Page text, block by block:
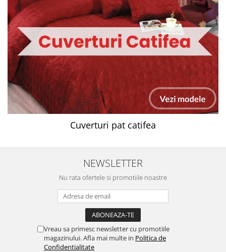
Cuverturi pat catifea
NEWSLETTER
Nu rata ofertele si promotiile noastre
Vreau sa primesc newsletter cu promotiile
magazinului. Afla mai multe in Politica de
Confidentialitate